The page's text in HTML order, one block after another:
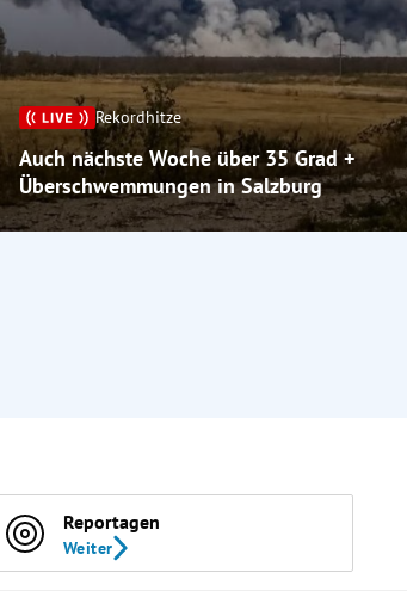
Rekordhitze
Auch nächste Woche über 35 Grad +
Überschwemmungen in Salzburg
Reportagen
Weiter